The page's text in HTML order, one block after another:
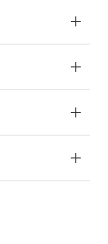
４
出
考
了